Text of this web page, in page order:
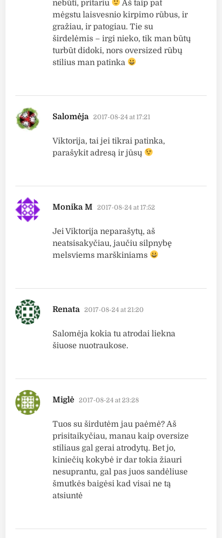
nebūti, pritariu
Aš taip pat
mėgstu laisvesnio kirpimo rūbus, ir
gražiau, ir patogiau. Tie su
širdelėmis – irgi nieko, tik man būtų
turbūt didoki, nors oversized rūbų
stilius man patinka
Salomėja says:
2017-08-24 at 17:21
Viktorija, tai jei tikrai patinka,
parašykit adresą ir jūsų
Monika M says:
2017-08-24 at 17:52
Jei Viktorija neparašytų, aš
neatsisakyčiau, jaučiu silpnybę
melsviems marškiniams
Renata says:
2017-08-24 at 21:20
Salomėja kokia tu atrodai liekna
šiuose nuotraukose.
Miglė says:
2017-08-24 at 23:28
Tuos su širdutėm jau paėmė? Aš
prisitaikyčiau, manau kaip oversize
stiliaus gal gerai atrodytų. Bet jo,
kiniečių kokybė ir dar tokia žiauri
nesuprantu, gal pas juos sandėliuse
šmutkės baigėsi kad visai ne tą
atsiuntė